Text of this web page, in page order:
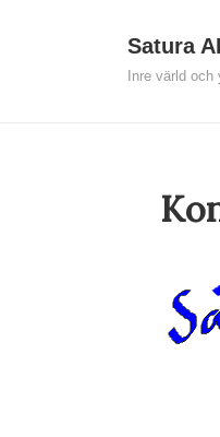
Satura
Inre värld